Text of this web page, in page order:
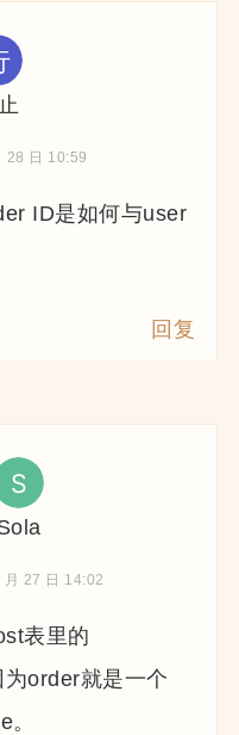
28 日 10:59
ID是如何与user
回复
27 日 14:02
表里的
order就是一个